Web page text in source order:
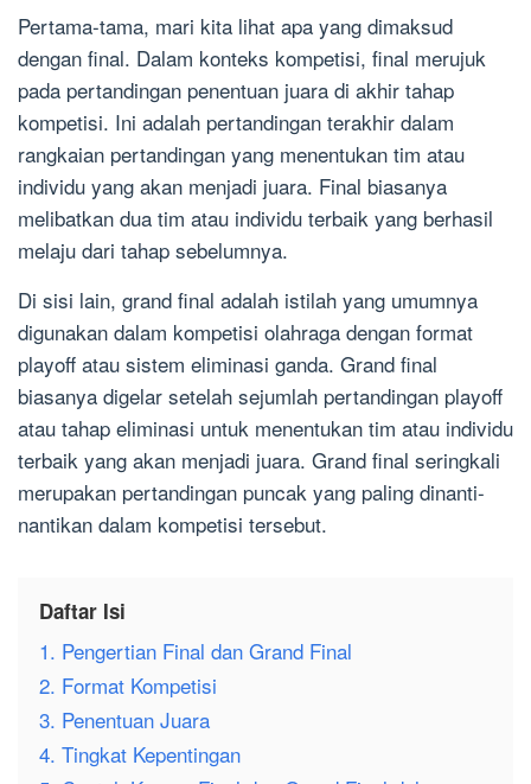
Pertama-tama, mari kita lihat apa yang dimaksud
dengan final. Dalam konteks kompetisi, final merujuk
pada pertandingan penentuan juara di akhir tahap
kompetisi. Ini adalah pertandingan terakhir dalam
rangkaian pertandingan yang menentukan tim atau
individu yang akan menjadi juara. Final biasanya
melibatkan dua tim atau individu terbaik yang berhasil
melaju dari tahap sebelumnya.
Di sisi lain, grand final adalah istilah yang umumnya
digunakan dalam kompetisi olahraga dengan format
playoff atau sistem eliminasi ganda. Grand final
biasanya digelar setelah sejumlah pertandingan playoff
atau tahap eliminasi untuk menentukan tim atau individu
terbaik yang akan menjadi juara. Grand final seringkali
merupakan pertandingan puncak yang paling dinanti-
nantikan dalam kompetisi tersebut.
Daftar Isi
1. Pengertian Final dan Grand Final
2. Format Kompetisi
3. Penentuan Juara
4. Tingkat Kepentingan